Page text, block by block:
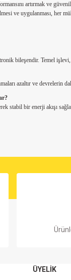
artırmak ve
ve uygulanması, her
bileşendir. Temel
azaltır ve devrelerin
stabil bir enerji akışı
ÜYELİK